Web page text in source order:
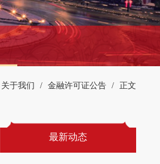
关于我们 / 金融许可证公告 / 正文
最新动态